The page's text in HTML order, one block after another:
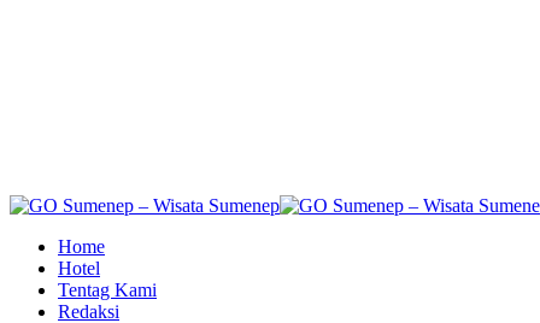
Home
Hotel
Tentag Kami
Redaksi